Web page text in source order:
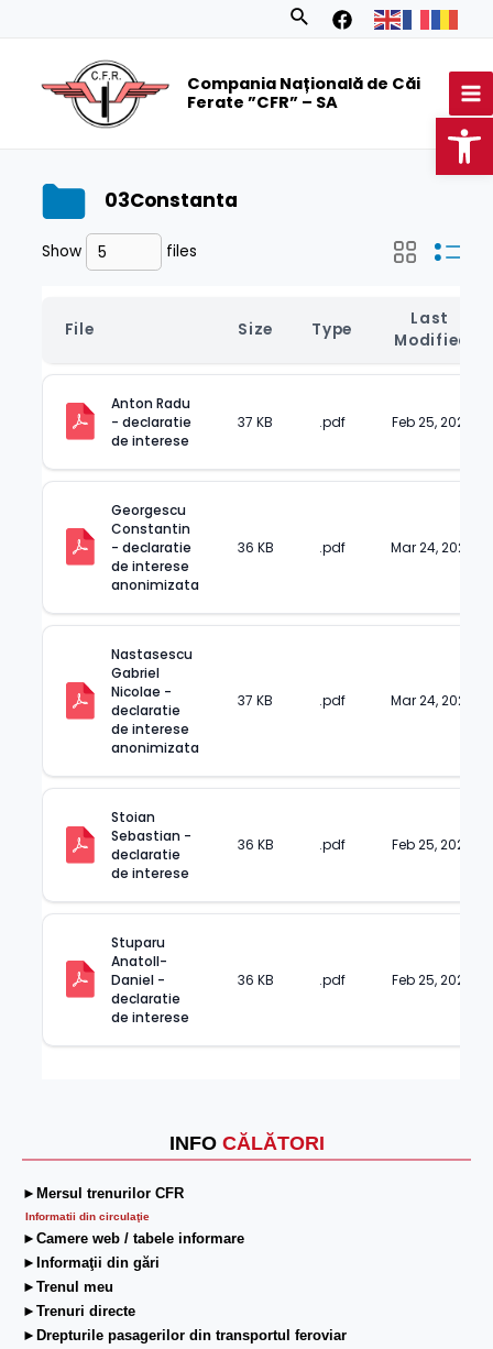
Search
Compania Națională de Căi
Ferate ”CFR” – SA
INFO CĂLĂTORI
►Mersul trenurilor CFR
Informatii din circulaţie
►Camere web / tabele informare
►Informaţii din gări
►Trenul meu
►Trenuri directe
►Drepturile pasagerilor din transportul feroviar
03Constanta
Show files
File Size Type
Last
Modified
Anton Radu
- declaratie
de interese
37 KB .pdf Feb 25, 2025
Georgescu
Constantin
- declaratie
de interese
anonimizata
36 KB .pdf Mar 24, 2025
Nastasescu
Gabriel
Nicolae -
declaratie
de interese
anonimizata
37 KB .pdf Mar 24, 2025
Stoian
Sebastian -
declaratie
de interese
36 KB .pdf Feb 25, 2025
Stuparu
Anatoll-
Daniel -
declaratie
de interese
36 KB .pdf Feb 25, 2025